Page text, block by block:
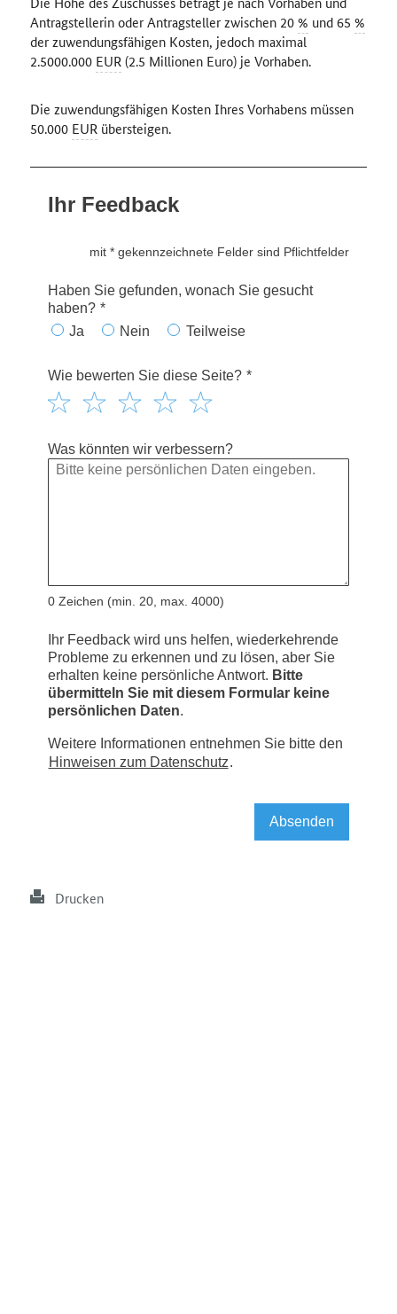
Antragstellerin oder Antragsteller zwischen 20% und 65 %
der zuwendungsfähigen Kosten, jedoch maximal
2.5000.000 EUR(2.5 Millionen Euro) je Vorhaben.
Die zuwendungsfähigen Kosten Ihres Vorhabens müssen
50.000 EURübersteigen.
Drucken